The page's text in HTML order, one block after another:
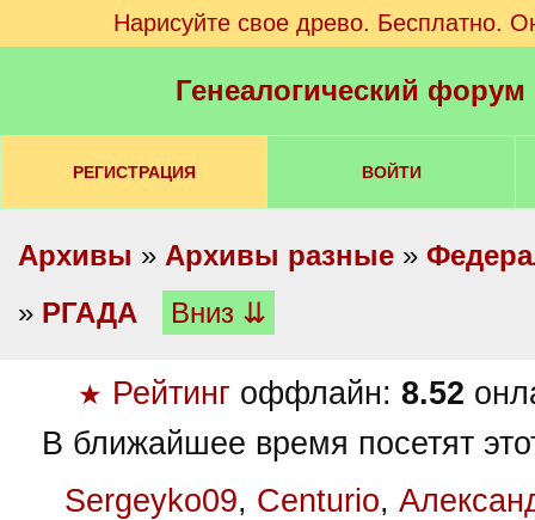
Нарисуйте свое древо. Бесплатно.
Генеалогический
РЕГИСТРАЦИЯ ВОЙТИ
Архивы » Архивы разные »
» РГАДА Вниз ⇊
★ Рейтинг оффлайн: 8.52
В ближайшее время посетят
Sergeyko09, Centurio,